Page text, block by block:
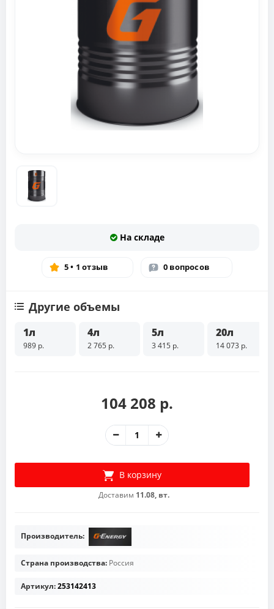
На складе
5 • 1 отзыв 0 вопросов
Другие объемы
1л
989 р.
4л
2 765 р.
5л
3 415 р.
20л
14 073 р.
104 208 р.
В корзину
Доставим 11.08, вт.
Производитель:
Страна производства: Россия
Артикул:253142413